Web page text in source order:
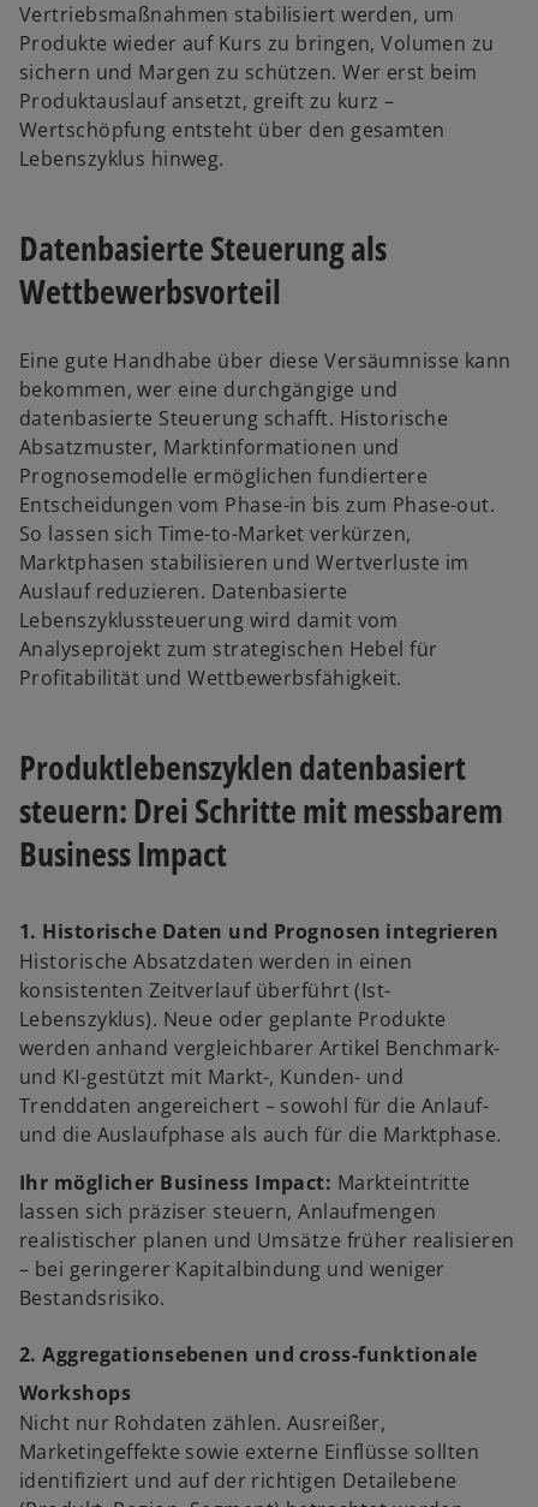
Vertriebsmaßnahmen stabilisiert werden, um
Produkte wieder auf Kurs zu bringen, Volumen zu
sichern und Margen zu schützen. Wer erst beim
Produktauslauf ansetzt, greift zu kurz –
Wertschöpfung entsteht über den gesamten
Lebenszyklus hinweg.
Datenbasierte Steuerung als
Wettbewerbsvorteil
Eine gute Handhabe über diese Versäumnisse kann
bekommen, wer eine durchgängige und
datenbasierte Steuerung schafft. Historische
Absatzmuster, Marktinformationen und
Prognosemodelle ermöglichen fundiertere
Entscheidungen vom Phase-in bis zum Phase-out.
So lassen sich Time-to-Market verkürzen,
Marktphasen stabilisieren und Wertverluste im
Auslauf reduzieren. Datenbasierte
Lebenszyklussteuerung wird damit vom
Analyseprojekt zum strategischen Hebel für
Profitabilität und Wettbewerbsfähigkeit.
Produktlebenszyklen datenbasiert
steuern: Drei Schritte mit messbarem
Business Impact
1. Historische Daten und Prognosen integrieren
Historische Absatzdaten werden in einen
konsistenten Zeitverlauf überführt (Ist-
Lebenszyklus). Neue oder geplante Produkte
werden anhand vergleichbarer Artikel Benchmark-
und KI-gestützt mit Markt-, Kunden- und
Trenddaten angereichert – sowohl für die Anlauf-
und die Auslaufphase als auch für die Marktphase.
Ihr möglicher Business Impact: Markteintritte
lassen sich präziser steuern, Anlaufmengen
realistischer planen und Umsätze früher realisieren
– bei geringerer Kapitalbindung und weniger
Bestandsrisiko.
2. Aggregationsebenen und cross-funktionale
Workshops
Nicht nur Rohdaten zählen. Ausreißer,
Marketingeffekte sowie externe Einflüsse sollten
identifiziert und auf der richtigen Detailebene